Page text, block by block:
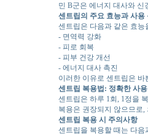
민 B군은 에너지 대사와
센트립의 주요 효능과 사용
센트립은 다음과 같은 효능
- 면역력 강화
- 피로 회복
- 피부 건강 개선
- 에너지 대사 촉진
이러한 이유로 센트립은
센트립 복용법: 정확한 사
센트립은 하루 1회, 1정을
복용은 권장되지 않으므로
센트립 복용 시 주의사항
센트립을 복용할 때는 다